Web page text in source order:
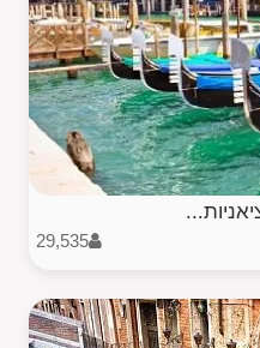
29,535